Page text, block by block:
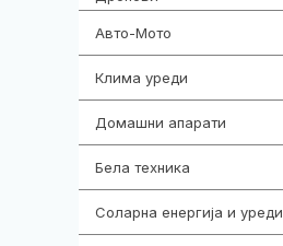
Авто-Мото
Клима уреди
Домашни апарати
Бела техника
Соларна енергија и уреди